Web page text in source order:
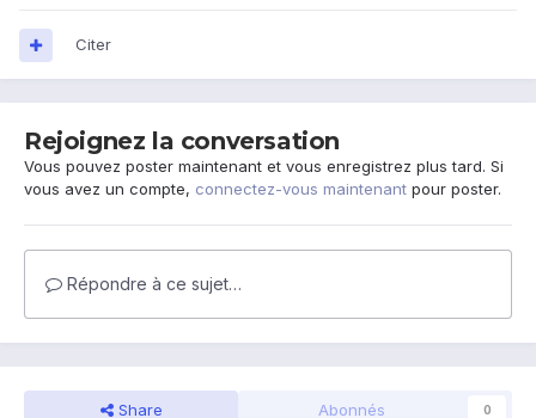
Citer
Rejoignez la conversation
Vous pouvez poster maintenant et vous enregistrez plus tard. Si
vous avez un compte, connectez-vous maintenant pour poster.
Répondre à ce sujet…
Share Abonnés 0